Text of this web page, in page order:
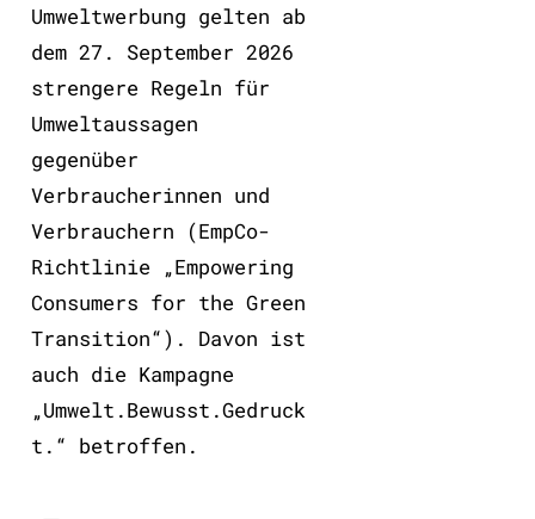
Umweltwerbung gelten ab
dem 27. September 2026
strengere Regeln für
Umweltaussagen
gegenüber
Verbraucherinnen und
Verbrauchern (EmpCo-
Richtlinie „Empowering
Consumers for the Green
Transition“). Davon ist
auch die Kampagne
„Umwelt.Bewusst.Gedruck
t.“ betroffen.